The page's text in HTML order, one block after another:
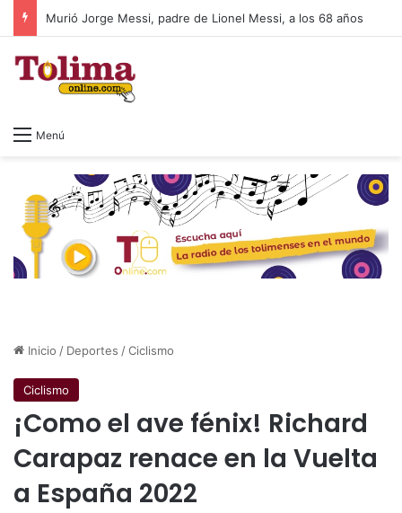
Murió Jorge Messi, padre de Lionel Messi, a los 68 años
Menú
Inicio / Deportes /Ciclismo
Ciclismo
¡Como el ave fénix! Richard
Carapaz renace en la Vuelta
a España 2022